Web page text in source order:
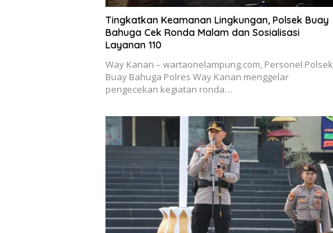
Tingkatkan Keamanan Lingkungan, Polsek Buay
Bahuga Cek Ronda Malam dan Sosialisasi
Layanan 110
Way Kanan – wartaonelampung.com, Personel Polsek
Buay Bahuga Polres Way Kanan menggelar
pengecekan kegiatan ronda…